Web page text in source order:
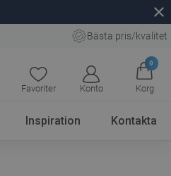
close
Bästa pris/kvalitet
Favoriter Konto
0
Korg
Inspiration Kontakta